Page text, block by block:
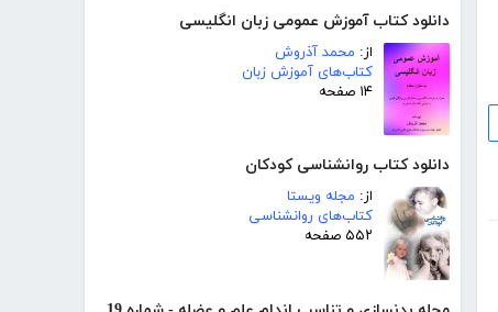
دانلود کتاب آموزش عمومی زبان انگلیسی
از: محمد آذروش
کتاب‌های آموزش زبان
۱۴ صفحه
دانلود کتاب روانشناسی کودکان
از: مجله ویستا
کتاب‌های روانشناسی
۵۵۲ صفحه